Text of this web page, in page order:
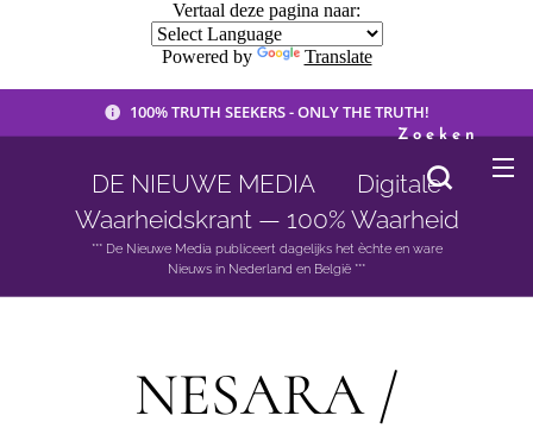
Vertaal deze pagina naar:
Powered by Translate
100% TRUTH SEEKERS - ONLY THE TRUTH!
DE NIEUWE MEDIA 🟣 Digitale
Waarheidskrant — 100% Waarheid
*** De Nieuwe Media publiceert dagelijks het èchte en ware
Nieuws in Nederland en België ***
Zoeken
NESARA /